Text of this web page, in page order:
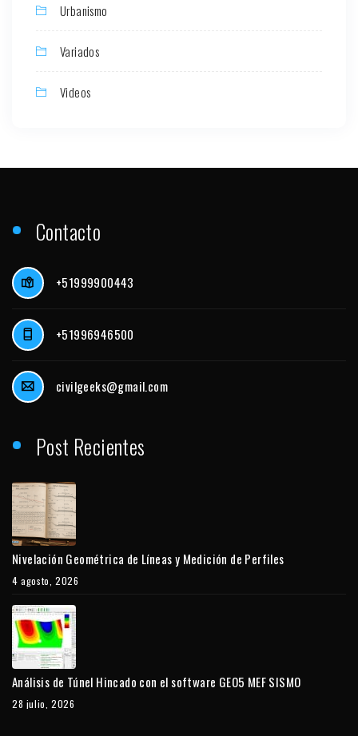
Urbanismo
Variados
Videos
Contacto
+51999900443
+51996946500
civilgeeks@gmail.com
Post Recientes
Nivelación Geométrica de Líneas y Medición de Perfiles
4 agosto, 2026
Análisis de Túnel Hincado con el software GEO5 MEF SISMO
28 julio, 2026